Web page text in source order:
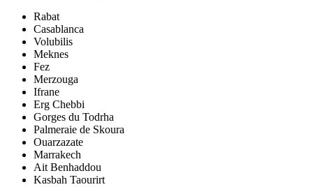
Rabat
Casablanca
Volubilis
Meknes
Fez
Merzouga
Ifrane
Erg Chebbi
Gorges du Todrha
Palmeraie de Skoura
Ouarzazate
Marrakech
Ait Benhaddou
Kasbah Taourirt